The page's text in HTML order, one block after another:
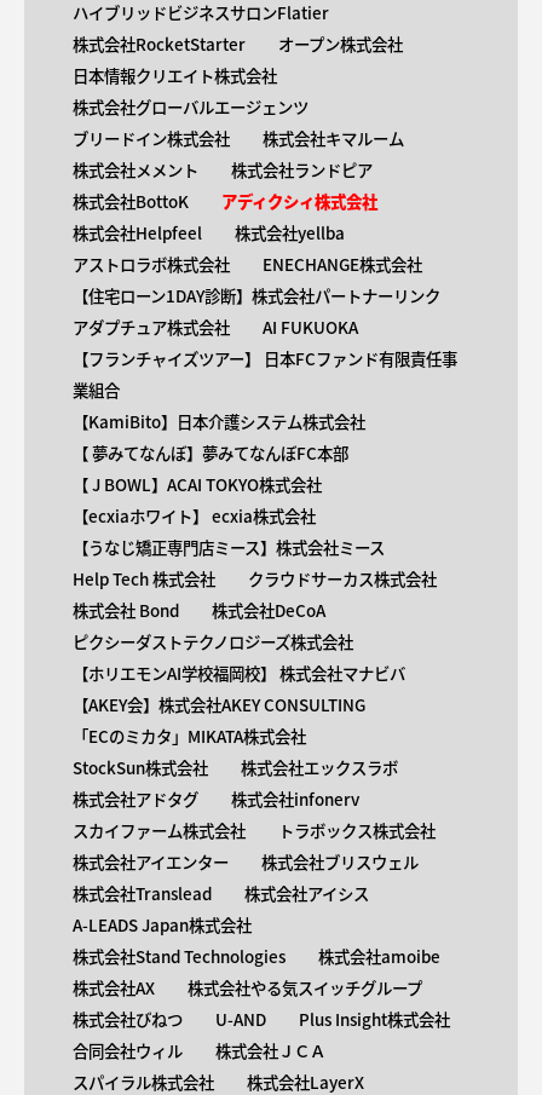
ハイブリッドビジネスサロンFlatier
株式会社RocketStarter
オープン株式会社
日本情報クリエイト株式会社
株式会社グローバルエージェンツ
ブリードイン株式会社
株式会社キマルーム
株式会社メメント
株式会社ランドピア
株式会社BottoK
アディクシィ株式会社
株式会社Helpfeel
株式会社yellba
アストロラボ株式会社
ENECHANGE株式会社
【住宅ローン1DAY診断】株式会社パートナーリンク
アダプチュア株式会社
AI FUKUOKA
【​フランチャイズツアー】 日本FCファンド有限責任事
業組合
【KamiBito​】日本介護システム株式会社
【 ​夢みてなんぼ】夢みてなんぼFC本部
【 ​J BOWL】ACAI TOKYO株式会社
【​ecxiaホワイト】 ecxia株式会社
【​うなじ矯正専門店ミース】株式会社ミース
Help Tech 株式会社
クラウドサーカス株式会社
株式会社 Bond
株式会社DeCoA
ピクシーダストテクノロジーズ株式会社
【ホリエモンAI学校福岡校】 株式会社マナビバ
【AKEY会】株式会社AKEY CONSULTING
「ECのミカタ」MIKATA株式会社
StockSun株式会社
株式会社エックスラボ
株式会社アドタグ
株式会社infonerv
スカイファーム株式会社
トラボックス株式会社
株式会社アイエンター
株式会社ブリスウェル
株式会社Translead
株式会社アイシス
A-LEADS Japan株式会社
株式会社Stand Technologies
株式会社amoibe
株式会社AX
株式会社やる気スイッチグループ
株式会社びねつ
U-AND
Plus Insight株式会社
合同会社ウィル
株式会社ＪＣＡ
スパイラル株式会社
株式会社LayerX